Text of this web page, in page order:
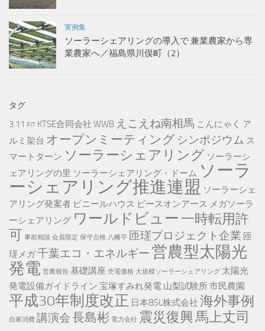
実例集
ソーラーシェアリングの導入で 兼業農家から専
業農家へ／福島県川俣町（2）
タグ
3.11 FIT KTSE合同会社 WWB えこえね南相馬 こんにゃく ア
ルミ架台 オープンミーティング シンポジウム ス
マートターン ソーラーシェアリング ソーラーシ
ェアリングの里 ソーラーシェアリング・ドーム ソーラ
ーシェアリング推進連盟 ソーラーシェ
アリング発案者 ビニールハウス ピースオンアース メガソーラ
ーシェアリング ワールドビュー 一時転用許
可 事前相談 会員限定 保守点検 八幡芋 匝瑳プロジェクト企業 匝
瑳メガ千葉エコ・エネルギー 営農型太陽光
発電 営農報告 基礎講座 売電価格 大規模ソーラーシェアリング 太陽光
発電設備ガイドライン 宝塚すみれ発電 山梨試験所市民農園
平成30年制度改正 日本BSL株式会社 海外事例
自家消費 講演会長島彬 電力会社 震災復興馬上丈司